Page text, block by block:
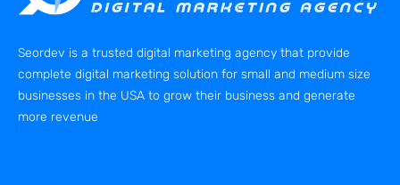
Seordev is a trusted digital marketing agency that provide
complete digital marketing solution for small and medium size
businesses in the USA to grow their business and generate
more revenue